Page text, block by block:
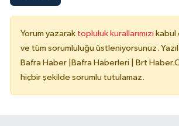
Yorum yazarak topluluk kurallarımızı kabul
ve tüm sorumluluğu üstleniyorsunuz.
Bafra Haber |Bafra Haberleri | Brt
hiçbir şekilde sorumlu tutulamaz.